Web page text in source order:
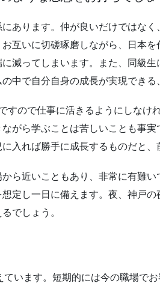
あります。仲が良いだけではな
互いに切磋琢磨しながら、日本
減ってしまいます。また、同級
中で自分自身の成長が実現できる
ので仕事に活きるようにしなけ
がら学ぶことは苦しいことも事
入れば勝手に成長するものだと、
ら近いこともあり、非常に有難
定し一日に備えます。夜、神戸
でしょう。
います。短期的には今の職場で